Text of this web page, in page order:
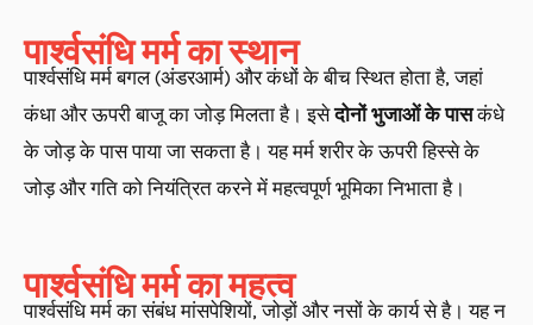
पार्श्वसंधि मर्म का स्थान
पार्श्वसंधि मर्म बगल (अंडरआर्म) और कंधों के बीच स्थित होता है, जहां
कंधा और ऊपरी बाजू का जोड़ मिलता है। इसेदोनों भुजाओं के पासकंधे
के जोड़ के पास पाया जा सकता है। यह मर्म शरीर के ऊपरी हिस्से के
जोड़ और गति को नियंत्रित करने में महत्वपूर्ण भूमिका निभाता है।
पार्श्वसंधि मर्म का महत्व
पार्श्वसंधि मर्म का संबंध मांसपेशियों, जोड़ों और नसों के कार्य से है। यह न